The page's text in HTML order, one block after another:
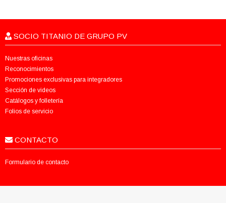
SOCIO TITANIO DE GRUPO PV
Nuestras oficinas
Reconocimientos
Promociones exclusivas para integradores
Sección de videos
Catálogos y folletería
Folios de servicio
CONTACTO
Formulario de contacto